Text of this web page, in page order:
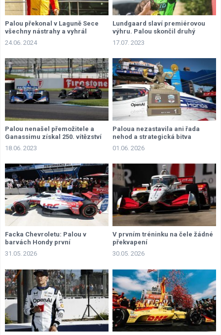
Palou překonal v Laguně Sece
všechny nástrahy a vyhrál
24.06. 2024
Lundgaard slaví premiérovou
výhru. Palou skončil druhý
17.07. 2023
Palou nenašel přemožitele a
Ganassimu získal 250. vítězství
18.06. 2023
Paloua nezastavila ani řada
nehod a strategická bitva
01.06. 2026
Facka Chevroletu: Palou v
barvách Hondy první
31.05. 2026
V prvním tréninku na čele žádné
překvapení
30.05. 2026